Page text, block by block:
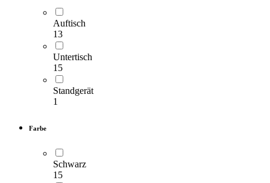
Auftisch
13
Untertisch
15
Standgerät
1
Farbe
Schwarz
15